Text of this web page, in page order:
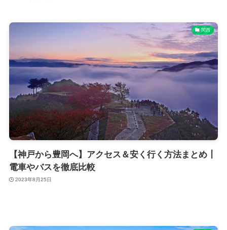
関西
【神戸から豊岡へ】アクセス＆安く行く方法まとめ┃
電車やバスを徹底比較
2023年8月25日